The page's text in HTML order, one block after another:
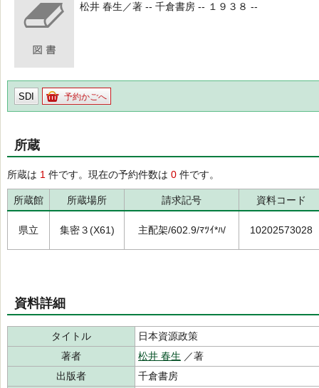
松井 春生／著 -- 千倉書房 -- １９３８ --
SDI 予約かごへ
所蔵
所蔵は 1 件です。現在の予約件数は 0 件です。
所蔵館 所蔵場所 請求記号 資料コード
県立 集密３(X61) 主配架/602.9/ﾏﾂｲ*ﾊ/ 10202573028
資料詳細
タイトル
日本資源政策
著者
松井 春生 ／著
出版者
千倉書房